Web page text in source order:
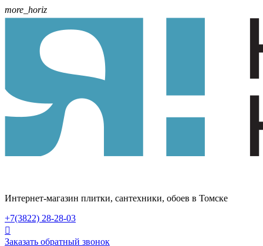
more_horiz
Интернет-магазин плитки, сантехники, обоев в Томске
+7(3822) 28-28-03

Заказать обратный звонок